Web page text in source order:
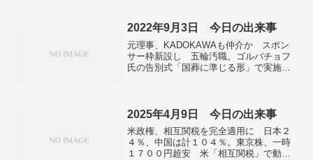
2022年9月3日 今日の出来事
元理事、KADOKAWAも仲介か スポン
サー枠新設し 五輪汚職。ゴルバチョフ
氏の告別式「国葬に準じる形」で実施
保険料増検討 公的医療、高収入者限
比5万7000人減―新型コロナ。コロナ自宅
療養者は139万人 前週比17万227人減。
2025年4月9日 今日の出来事
米政権、相互関税を完全適用に 日本２
４％、中国は計１０４％。東京株、一時
１７００円超安 米「相互関税」で動揺